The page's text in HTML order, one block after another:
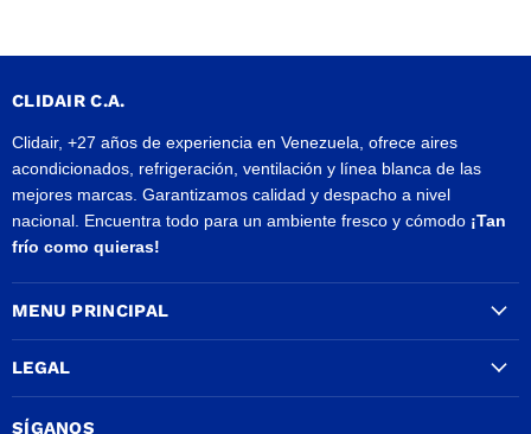
CLIDAIR C.A.
Clidair, +27 años de experiencia en Venezuela, ofrece aires
acondicionados, refrigeración, ventilación y línea blanca de las
mejores marcas. Garantizamos calidad y despacho a nivel
nacional. Encuentra todo para un ambiente fresco y cómodo ¡Tan
frío como quieras!
MENU PRINCIPAL
LEGAL
SÍGANOS